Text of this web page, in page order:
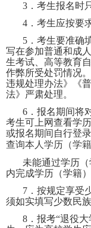
3 ．考生报名时
4 ．考生应按要
5 ．考生要准确
写在参加普通和成
生考试、高等教育
作弊所受处罚情况
违规处理办法》《
法》严肃处理。
6 ．报名期间将
考生可上网查看学
或报名期间自行登
查询本人学历（学籍
未能通过学历
内完成学历（学籍）
7 ．按规定享受
须如实填写少数民
8 ．报考“退役